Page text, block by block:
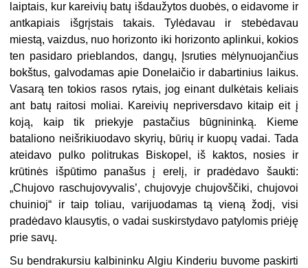
laiptais, kur kareivių batų išdaužytos duobės, o eidavome ir
antkapiais išgrįstais takais. Tylėdavau ir stebėdavau
miestą, vaizdus, nuo horizonto iki horizonto aplinkui, kokios
ten pasidaro prieblandos, dangų, Įsruties mėlynuojančius
bokštus, galvodamas apie Donelaičio ir dabartinius laikus.
Vasarą ten tokios rasos rytais, jog einant dulkėtais keliais
ant batų raitosi moliai. Kareivių nepriversdavo kitaip eit į
koją, kaip tik priekyje pastačius būgnininką. Kieme
bataliono neišrikiuodavo skyrių, būrių ir kuopų vadai. Tada
ateidavo pulko politrukas Biskopel, iš kaktos, nosies ir
krūtinės išpūtimo panašus į erelį, ir pradėdavo šaukti:
„Chujovo raschujovyvalis’, chujovyje chujovščiki, chujovoi
chuinioj“ ir taip toliau, varijuodamas tą vieną žodį, visi
pradėdavo klausytis, o vadai suskirstydavo patylomis priėję
prie savų.
Su bendrakursiu kalbininku Algiu Kinderiu buvome paskirti